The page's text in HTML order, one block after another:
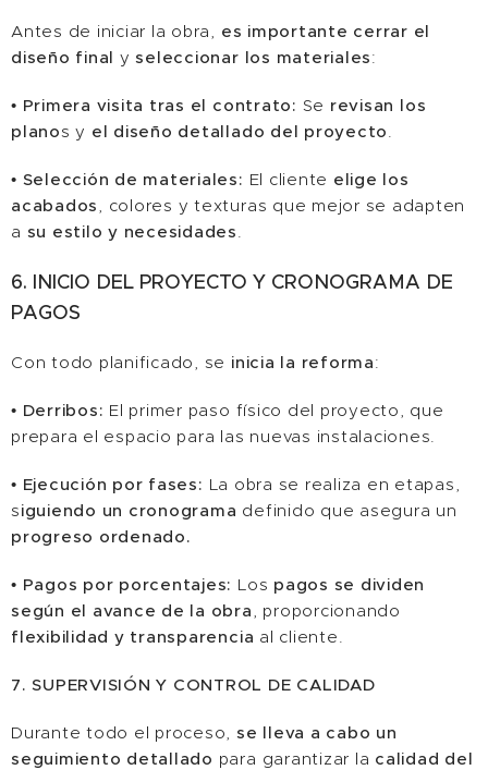
Antes de iniciar la obra, es importante cerrar el
diseño final yseleccionar los materiales:
• Primera visita tras el contrato: Se revisan los
planos y el diseño detallado del proyecto.
• Selección de materiales: El cliente elige los
acabados, colores y texturas que mejor se adapten
a su estilo y necesidades.
6. INICIO DEL PROYECTO Y CRONOGRAMA DE
PAGOS
Con todo planificado, se inicia la reforma:
• Derribos: El primer paso físico del proyecto, que
prepara el espacio para las nuevas instalaciones.
• Ejecución por fases: La obra se realiza en etapas,
siguiendo un cronograma definido que asegura un
progreso ordenado.
• Pagos por porcentajes: Los pagos se dividen
según el avance de la obra, proporcionando
flexibilidad y transparencia al cliente.
7. SUPERVISIÓN Y CONTROL DE CALIDAD
Durante todo el proceso, se lleva a cabo un
seguimiento detallado para garantizar la calidad del